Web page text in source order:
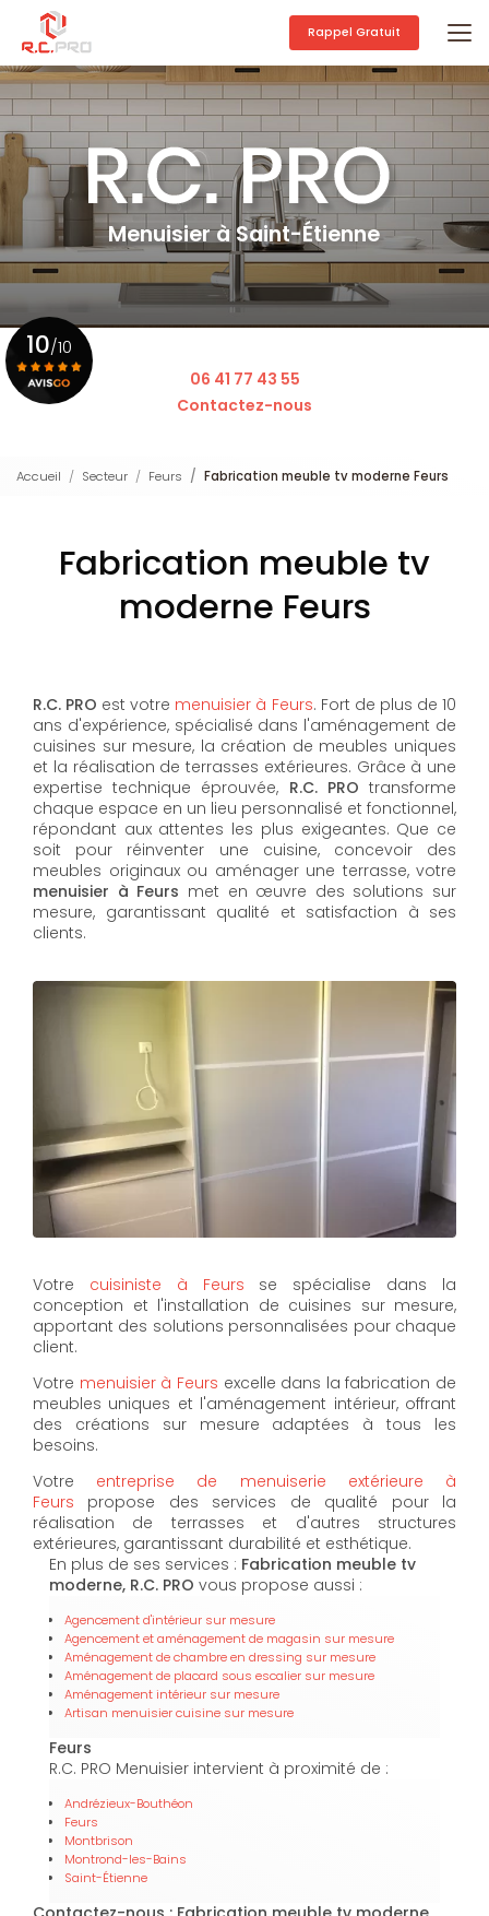
contenu
principal
Rappel Gratuit
Menuisier à Saint-Étienne
06 41 77 43 55
Contactez-nous
10/10
Accueil Secteur Feurs Fabrication meuble tv moderne Feurs
Fabrication meuble tv
moderne Feurs
R.C. PRO est votre menuisier à Feurs. Fort de plus de 10
ans d'expérience, spécialisé dans l'aménagement de
cuisines sur mesure, la création de meubles uniques
et la réalisation de terrasses extérieures. Grâce à une
expertise technique éprouvée, R.C. PRO transforme
chaque espace en un lieu personnalisé et fonctionnel,
répondant aux attentes les plus exigeantes. Que ce
soit pour réinventer une cuisine, concevoir des
meubles originaux ou aménager une terrasse, votre
menuisier à Feurs met en œuvre des solutions sur
mesure, garantissant qualité et satisfaction à ses
clients.
Votre cuisiniste à Feurs se spécialise dans la
conception et l'installation de cuisines sur mesure,
apportant des solutions personnalisées pour chaque
client.
Votre menuisier à Feurs excelle dans la fabrication de
meubles uniques et l'aménagement intérieur, offrant
des créations sur mesure adaptées à tous les
besoins.
Votre entreprise de menuiserie extérieure à
Feurs propose des services de qualité pour la
réalisation de terrasses et d'autres structures
extérieures, garantissant durabilité et esthétique.
En plus de ses services : Fabrication meuble tv
moderne, R.C. PRO vous propose aussi :
Agencement d'intérieur sur mesure
Agencement et aménagement de magasin sur mesure
Aménagement de chambre en dressing sur mesure
Aménagement de placard sous escalier sur mesure
Aménagement intérieur sur mesure
Artisan menuisier cuisine sur mesure
Feurs
R.C. PRO Menuisier intervient à proximité de :
Andrézieux-Bouthéon
Feurs
Montbrison
Montrond-les-Bains
Saint-Étienne